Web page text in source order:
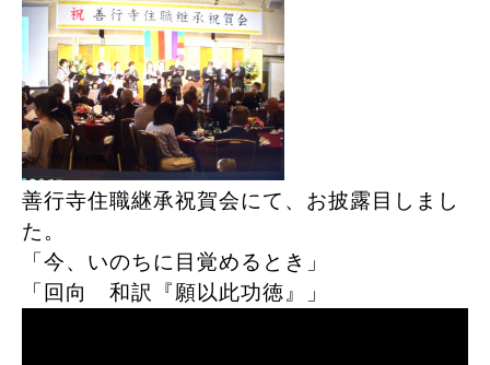
善行寺住職継承祝賀会にて、お披露目しまし
た。
「今、いのちに目覚めるとき」
「回向 和訳『願以此功徳』」